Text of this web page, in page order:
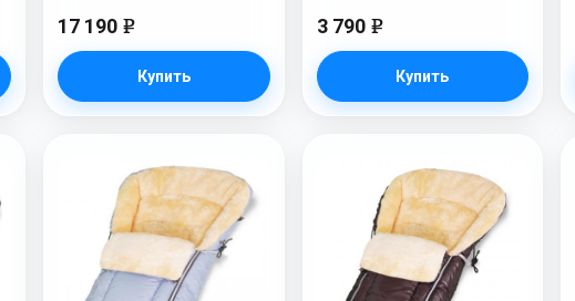
17 190 e
Купить
3 790 e
Купить